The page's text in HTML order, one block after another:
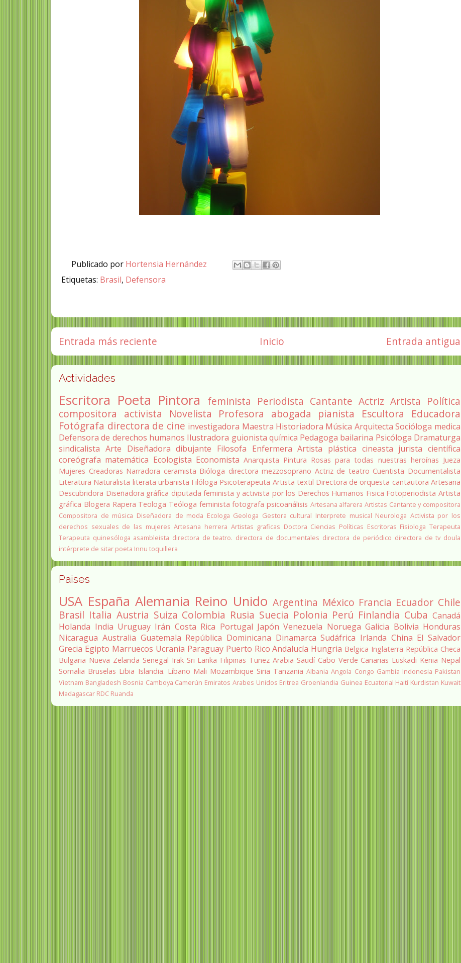
Publicado por Hortensia Hernández
Etiquetas: Brasil, Defensora
Entrada más reciente Entrada antigua
Inicio
Actividades
Escritora Poeta Pintora feminista Periodista Cantante Actriz Artista Política
compositora
activista Novelista Profesora abogada pianista Escultora
Educadora
Fotógrafa directora de cine investigadora Maestra Historiadora Música Arquitecta Socióloga medica
Defensora de derechos humanos Ilustradora guionista química Pedagoga bailarina Psicóloga Dramaturga
sindicalista Arte Diseñadora dibujante Filosofa Enfermera Artista plástica cineasta jurista científica
coreógrafa matemática Ecologista Economista Anarquista Pintura Rosas para todas nuestras heroínas Jueza
Mujeres Creadoras Narradora ceramista Bióloga directora mezzosoprano Actriz de teatro Cuentista Documentalista
Literatura Naturalista literata urbanista Filóloga Psicoterapeuta Artista textil Directora de orquesta cantautora Artesana
Descubridora Diseñadora gráfica diputada feminista y activista por los Derechos Humanos Fisica Fotoperiodista Artista
gráfica Blogera Rapera Teologa Teóloga feminista fotografa psicoanálisis Artesana alfarera Artistas Cantante y compositora
Compositora de música Diseñadora de moda Ecologa Geologa Gestora cultural Interprete musical Neurologa Activista por los
derechos sexuales de las mujeres Artesana herrera Artistas graficas Doctora Ciencias Políticas Escritoras Fisiologa Terapeuta
Terapeuta quinesóloga asambleista directora de teatro. directora de documentales directora de periódico directora de tv doula
intérprete de sitar poeta Innu toquillera
Paises
USA España Alemania Reino Unido Argentina México Francia Ecuador Chile
Brasil Italia Austria Suiza Colombia Rusia Suecia Polonia Perú Finlandia Cuba Canadá
Holanda India Uruguay Irán Costa Rica Portugal Japón Venezuela Noruega Galicia Bolivia Honduras
Nicaragua Australia Guatemala República Dominicana Dinamarca Sudáfrica Irlanda China El Salvador
Grecia Egipto Marruecos Ucrania Paraguay Puerto Rico Andalucía Hungria Belgica Inglaterra República Checa
Bulgaria Nueva Zelanda Senegal Irak Sri Lanka Filipinas Tunez Arabia Saudí Cabo Verde Canarias Euskadi Kenia Nepal
Somalia Bruselas Libia Islandia. Líbano Mali Mozambique Siria Tanzania Albania Angola Congo Gambia Indonesia Pakistan
Vietnam Bangladesh Bosnia Camboya Camerún Emiratos Arabes Unidos Eritrea Groenlandia Guinea Ecuatorial Haití Kurdistan Kuwait
Madagascar RDC Ruanda